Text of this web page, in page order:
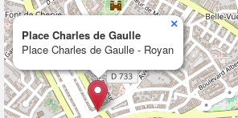
Place Charles de Gaulle
Place Charles de Gaulle - Royan
×